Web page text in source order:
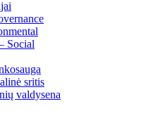
Social
sritis
valdysena